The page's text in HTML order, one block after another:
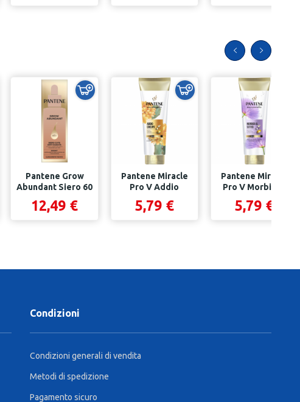
Pantene Grow
Abundant Siero 60
12,49 €
Pantene Miracle
Pro V Addio
Biotina,...
5,79 €
Pantene Miracle
Pro V Morbidi E
5,79 €
Condizioni
Condizioni generali di vendita
Metodi di spedizione
Pagamento sicuro